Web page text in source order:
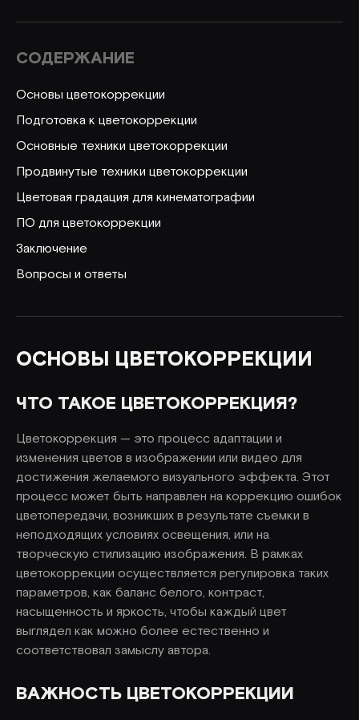
СОДЕРЖАНИЕ
Основы цветокоррекции
Подготовка к цветокоррекции
Основные техники цветокоррекции
Продвинутые техники цветокоррекции
Цветовая градация для кинематографии
ПО для цветокоррекции
Заключение
Вопросы и ответы
ОСНОВЫ ЦВЕТОКОРРЕКЦИИ
ЧТО ТАКОЕ ЦВЕТОКОРРЕКЦИЯ?
Цветокоррекция — это процесс адаптации и
изменения цветов в изображении или видео для
достижения желаемого визуального эффекта. Этот
процесс может быть направлен на коррекцию ошибок
цветопередачи, возникших в результате съемки в
неподходящих условиях освещения, или на
творческую стилизацию изображения. В рамках
цветокоррекции осуществляется регулировка таких
параметров, как баланс белого, контраст,
насыщенность и яркость, чтобы каждый цвет
выглядел как можно более естественно и
соответствовал замыслу автора.
ВАЖНОСТЬ ЦВЕТОКОРРЕКЦИИ